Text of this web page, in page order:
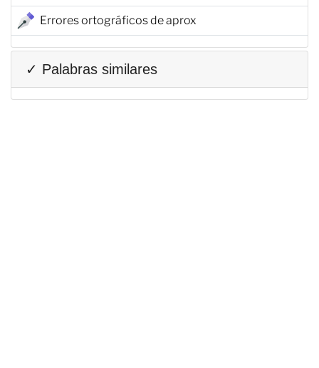
Errores ortográficos de aprox
✓ Palabras similares